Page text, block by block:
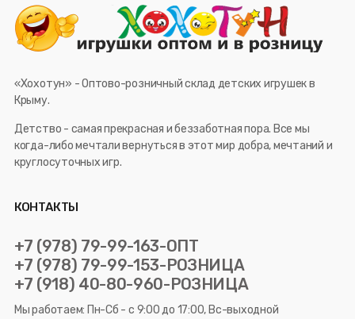
«Хохотун» - Оптово-розничный склад детских игрушек в
Крыму.
Детство - самая прекрасная и беззаботная пора. Все мы
когда-либо мечтали вернуться в этот мир добра, мечтаний и
круглосуточных игр.
КОНТАКТЫ
+7 (978) 79-99-163-ОПТ
+7 (978) 79-99-153-РОЗНИЦА
+7 (918) 40-80-960-РОЗНИЦА
Мы работаем: Пн-Сб - с 9:00 до 17:00, Вс-выходной